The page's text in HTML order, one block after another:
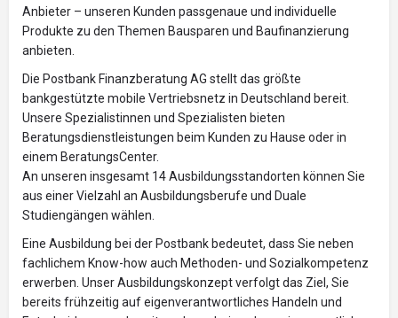
Anbieter – unseren Kunden passgenaue und individuelle
Produkte zu den Themen Bausparen und Baufinanzierung
anbieten.
Die Postbank Finanzberatung AG stellt das größte
bankgestützte mobile Vertriebsnetz in Deutschland bereit.
Unsere Spezialistinnen und Spezialisten bieten
Beratungsdienstleistungen beim Kunden zu Hause oder in
einem BeratungsCenter.
An unseren insgesamt 14 Ausbildungsstandorten können Sie
aus einer Vielzahl an Ausbildungsberufe und Duale
Studiengängen wählen.
Eine Ausbildung bei der Postbank bedeutet, dass Sie neben
fachlichem Know-how auch Methoden- und Sozialkompetenz
erwerben. Unser Ausbildungskonzept verfolgt das Ziel, Sie
bereits frühzeitig auf eigenverantwortliches Handeln und